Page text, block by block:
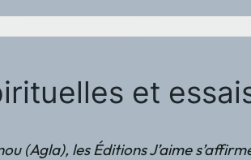
et
(Agla), les Éditions J’aime